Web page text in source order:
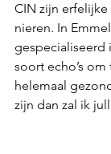
CIN zijn erfelijke
nieren. In
gespecialiseerd
soort echo’s om
helemaal
zijn dan zal ik